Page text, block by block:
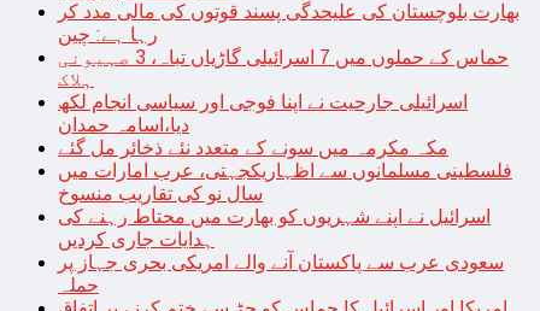
بھارت بلوچستان کی علیحدگی پسند قوتوں کی مالی مدد کر
رہا ہے: چین
حماس کے حملوں میں 7 اسرائیلی گاڑیاں تباہ، 3 صہیونی
ہلاک
اسرائیلی جارحیت نے اپنا فوجی اور سیاسی انجام لکھ
دیا،اسامہ حمدان
مکہ مکرمہ میں سونے کے متعدد نئے ذخائر مل گئے
فلسطینی مسلمانوں سے اظہاریکجہتی، عرب امارات میں
سال نو کی تقاریب منسوخ
اسرائیل نے اپنے شہریوں کو بھارت میں محتاط رہنے کی
ہدایات جاری کردیں
سعودی عرب سے پاکستان آنے والے امریکی بحری جہاز پر
حملہ